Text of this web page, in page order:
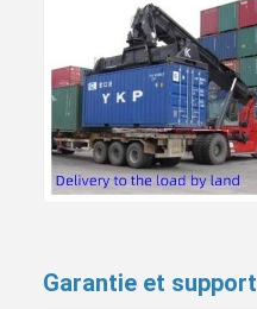
Garantie et support